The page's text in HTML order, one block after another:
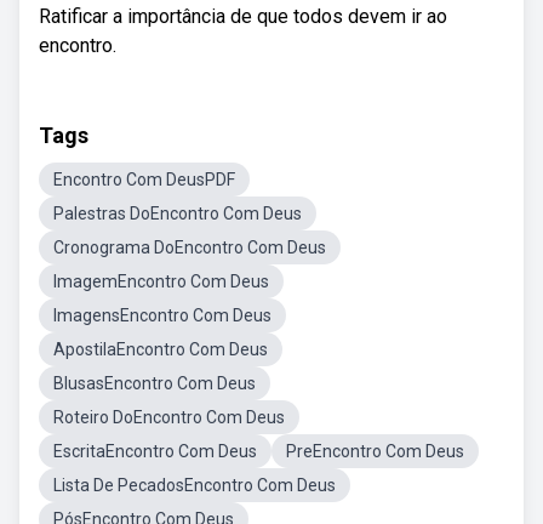
Ratificar a importância de que todos devem ir ao
encontro.
Tags
Encontro Com DeusPDF
Palestras DoEncontro Com Deus
Cronograma DoEncontro Com Deus
ImagemEncontro Com Deus
ImagensEncontro Com Deus
ApostilaEncontro Com Deus
BlusasEncontro Com Deus
Roteiro DoEncontro Com Deus
EscritaEncontro Com Deus
PreEncontro Com Deus
Lista De PecadosEncontro Com Deus
PósEncontro Com Deus